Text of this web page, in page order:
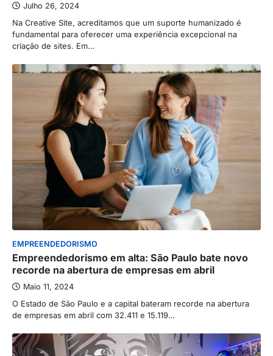
Julho 26, 2024
Na Creative Site, acreditamos que um suporte humanizado é
fundamental para oferecer uma experiência excepcional na
criação de sites. Em…
EMPREENDEDORISMO
Empreendedorismo em alta: São Paulo bate novo
recorde na abertura de empresas em abril
Maio 11, 2024
O Estado de São Paulo e a capital bateram recorde na abertura
de empresas em abril com 32.411 e 15.119…